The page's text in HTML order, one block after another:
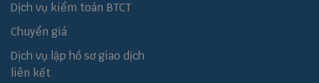
Dịch vụ kiểm toán BTCT
Chuyển giá
Dịch vụ lập hồ sơ giao dịch
liên kết